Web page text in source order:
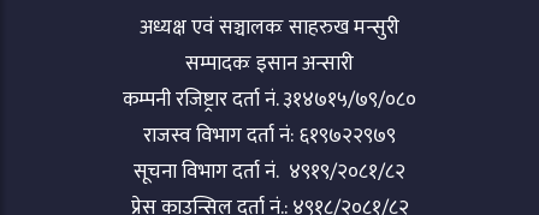
अध्यक्ष एवं सञ्चालकः साहरुख मन्सुरी
सम्पादकः इसान अन्सारी
कम्पनी रजिष्ट्रार दर्ता नं. ३१४७१५/७९/०८०
राजस्व विभाग दर्ता नं: ६१९७२२९७९
सूचना विभाग दर्ता नं. ४९१९/२०८१/८२
प्रेस काउन्सिल दर्ता नं.: ४९१८/२०८१/८२